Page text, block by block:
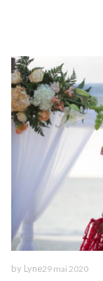
by Lyne29 mai 2020